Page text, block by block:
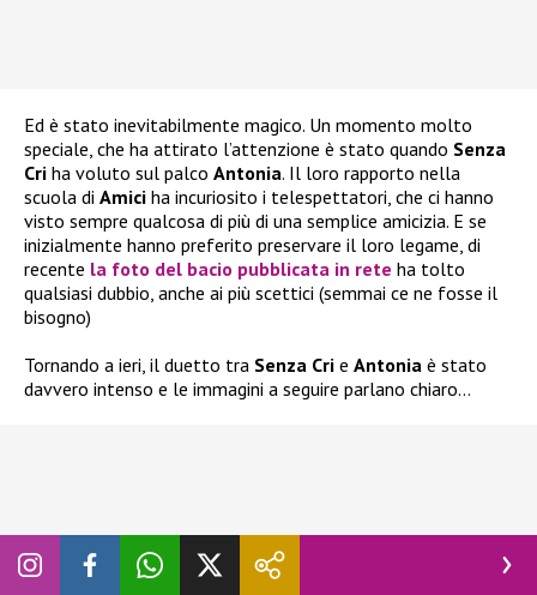
Ed è stato inevitabilmente magico. Un momento molto
speciale, che ha attirato l’attenzione è stato quando Senza
Cri ha voluto sul palco Antonia. Il loro rapporto nella
scuola di Amici ha incuriosito i telespettatori, che ci hanno
visto sempre qualcosa di più di una semplice amicizia. E se
inizialmente hanno preferito preservare il loro legame, di
recente la foto del bacio pubblicata in rete ha tolto
qualsiasi dubbio, anche ai più scettici (semmai ce ne fosse il
bisogno)
Tornando a ieri, il duetto tra Senza Cri e Antonia è stato
davvero intenso e le immagini a seguire parlano chiaro…